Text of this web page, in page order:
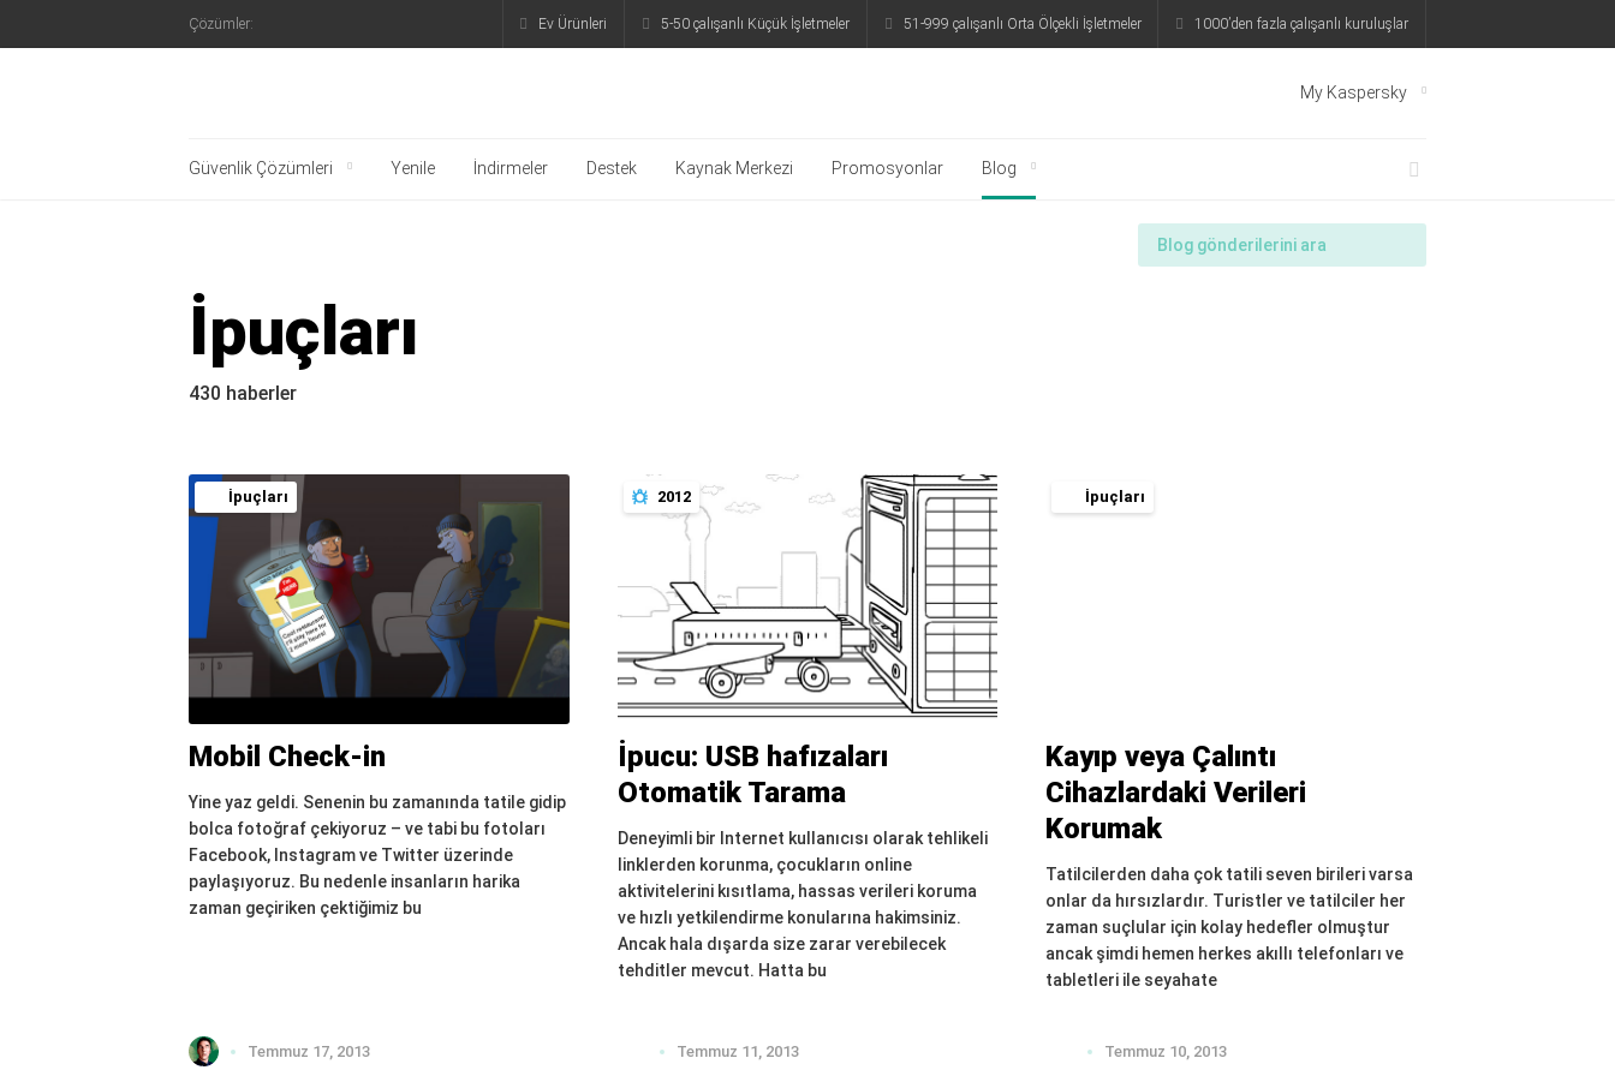
Çözümler: Ev Ürünleri 5-50 çalışanlı Küçük İşletmeler 51-999 çalışanlı Orta Ölçekli İşletmeler 1000’den fazla çalışanlı kuruluşlar
My Kaspersky
Güvenlik Çözümleri Yenile İndirmeler Destek Kaynak Merkezi Promosyonlar Blog
İpuçları
430 haberler
İpuçları
Mobil Check-in
Yine yaz geldi. Senenin bu zamanında tatile gidip
bolca fotoğraf çekiyoruz – ve tabi bu fotoları
Facebook, Instagram ve Twitter üzerinde
paylaşıyoruz. Bu nedenle insanların harika
zaman geçiriken çektiğimiz bu
Temmuz 17, 2013
2012
İpucu: USB hafızaları
Otomatik Tarama
Deneyimli bir Internet kullanıcısı olarak tehlikeli
linklerden korunma, çocukların online
aktivitelerini kısıtlama, hassas verileri koruma
ve hızlı yetkilendirme konularına hakimsiniz.
Ancak hala dışarda size zarar verebilecek
tehditler mevcut. Hatta bu
Temmuz 11, 2013
İpuçları
Kayıp veya Çalıntı
Cihazlardaki Verileri
Korumak
Tatilcilerden daha çok tatili seven birileri varsa
onlar da hırsızlardır. Turistler ve tatilciler her
zaman suçlular için kolay hedefler olmuştur
ancak şimdi hemen herkes akıllı telefonları ve
tabletleri ile seyahate
Temmuz 10, 2013